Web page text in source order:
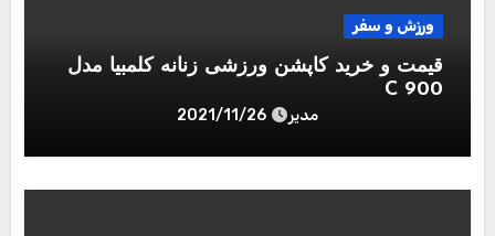
ورزش و سفر
قیمت و خرید کاپشن ورزشی زنانه کلمبیا مدل
C 900
مدیر 2021/11/26